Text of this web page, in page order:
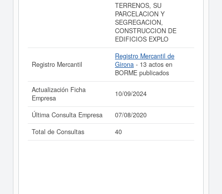
TERRENOS, SU
PARCELACION Y
SEGREGACION,
CONSTRUCCION DE
EDIFICIOS EXPLO
Registro Mercantil
Registro Mercantil de
Girona - 13 actos en
BORME publicados
Actualización Ficha
Empresa
10/09/2024
Última Consulta Empresa
07/08/2020
Total de Consultas
40